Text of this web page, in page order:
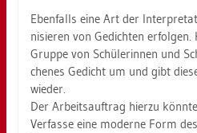
Eben­falls eine Art der
ni­sie­ren von Ge­dich­ten
Grup­pe von Schü­le­rin­nen und
che­nes Ge­dicht um und gibt
wie­der.
Der Ar­beits­auf­trag hier­zu
Ver­fas­se eine mo­der­ne Form